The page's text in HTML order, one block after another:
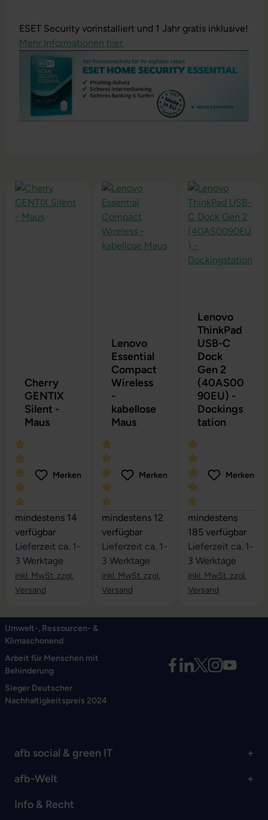
ESET Security vorinstalliert und 1 Jahr gratis inklusive!
Mehr Informationen hier.
Produktgalerie überspringen
Cherry
GENTIX
Silent -
Maus
Durchschnittliche Bewertung von 5 von 5 Sternen
Merken
mindestens 14
verfügbar
Lieferzeit ca. 1-
3 Werktage
inkl. MwSt. zzgl.
Versand
Lenovo
Essential
Compact
Wireless
-
kabellose
Maus
Durchschnittliche Bewertung von 5
Merken
mindestens 12
verfügbar
Lieferzeit ca. 1-
3 Werktage
inkl. MwSt. zzgl.
Versand
Lenovo
ThinkPad
USB-C
Dock
Gen 2
(40AS00
90EU) -
Dockings
tation
Durchschnittliche
Merken
mindestens
185 verfügbar
Lieferzeit ca. 1-
3 Werktage
inkl. MwSt. zzgl.
Versand
Umwelt-, Ressourcen- &
Klimaschonend
Arbeit für Menschen mit
Behinderung
Sieger Deutscher
Nachhaltigkeitspreis 2024
afb social & green IT
afb-Welt
Info & Recht